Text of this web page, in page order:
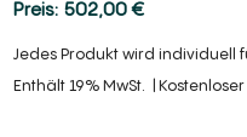
502,00€
Jedes Produkt wird individuell
Enthält 19% MwSt.